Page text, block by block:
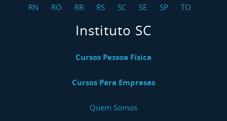
RN
RO RR RS SC SE SP TO
Instituto SC
Cursos Pessoa Física
Cursos Para Empresas
Quem Somos